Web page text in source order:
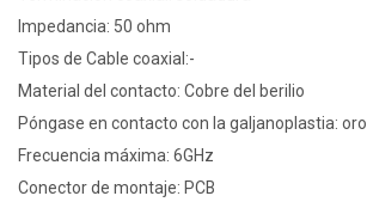
Impedancia: 50 ohm
Tipos de Cable coaxial:-
Material del contacto: Cobre del berilio
Póngase en contacto con la galjanoplastia: oro
Frecuencia máxima: 6GHz
Conector de montaje: PCB